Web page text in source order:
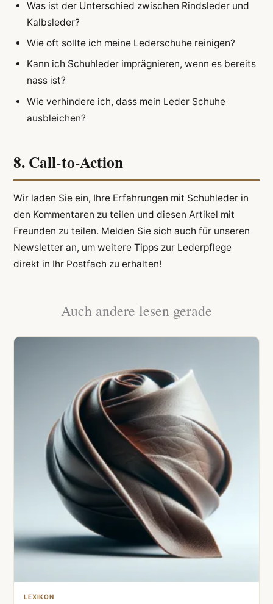
Was ist der Unterschied zwischen Rindsleder und
Kalbsleder?
Wie oft sollte ich meine Lederschuhe reinigen?
Kann ich Schuhleder imprägnieren, wenn es bereits
nass ist?
Wie verhindere ich, dass mein Leder Schuhe
ausbleichen?
8. Call-to-Action
Wir laden Sie ein, Ihre Erfahrungen mit Schuhleder in
den Kommentaren zu teilen und diesen Artikel mit
Freunden zu teilen. Melden Sie sich auch für unseren
Newsletter an, um weitere Tipps zur Lederpflege
direkt in Ihr Postfach zu erhalten!
Auch andere lesen gerade
LEXIKON